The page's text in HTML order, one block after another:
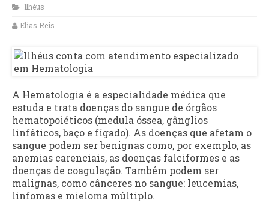
Ilhéus
Elias Reis
A Hematologia é a especialidade médica que
estuda e trata doenças do sangue de órgãos
hematopoiéticos (medula óssea, gânglios
linfáticos, baço e fígado). As doenças que afetam o
sangue podem ser benignas como, por exemplo, as
anemias carenciais, as doenças falciformes e as
doenças de coagulação. Também podem ser
malignas, como cânceres no sangue: leucemias,
linfomas e mieloma múltiplo.